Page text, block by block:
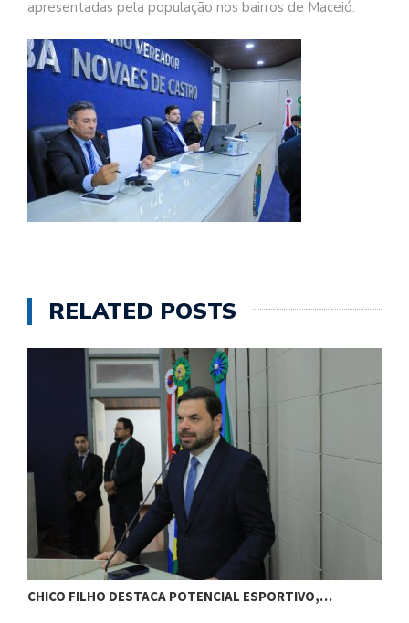
apresentadas pela população nos bairros de Maceió.
RELATED POSTS
CHICO FILHO DESTACA POTENCIAL ESPORTIVO,…